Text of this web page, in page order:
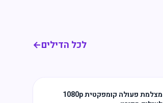
לכל הדילים←
מצלמת פעולה קומפקטית 1080p